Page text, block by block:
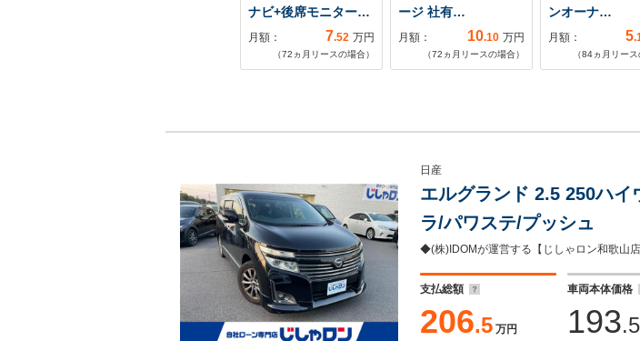
ナビ+後席モニター…
月額： 7.52 万円
（72 ヵ月リースの場合）
ージ 社有…
月額： 10.10 万円
（72 ヵ月リースの場合）
ンオーナ…
月額： 5
（84ヵ月リース
日産
エルグランド 2.5 250ハ
ラ/パワステ/プッシュ
支払総額
206.5 万円
車両本体価格
193.5